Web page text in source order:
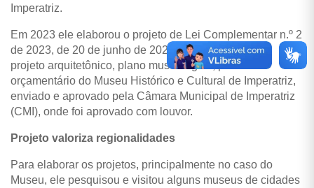
Imperatriz.
Em 2023 ele elaborou o projeto de Lei Complementar n.º 2
de 2023, de 20 de junho de 2023, acompanhado do
projeto arquitetônico, plano museológico, plano
orçamentário do Museu Histórico e Cultural de Imperatriz,
enviado e aprovado pela Câmara Municipal de Imperatriz
(CMI), onde foi aprovado com louvor.
Projeto valoriza regionalidades
Para elaborar os projetos, principalmente no caso do
Museu, ele pesquisou e visitou alguns museus de cidades